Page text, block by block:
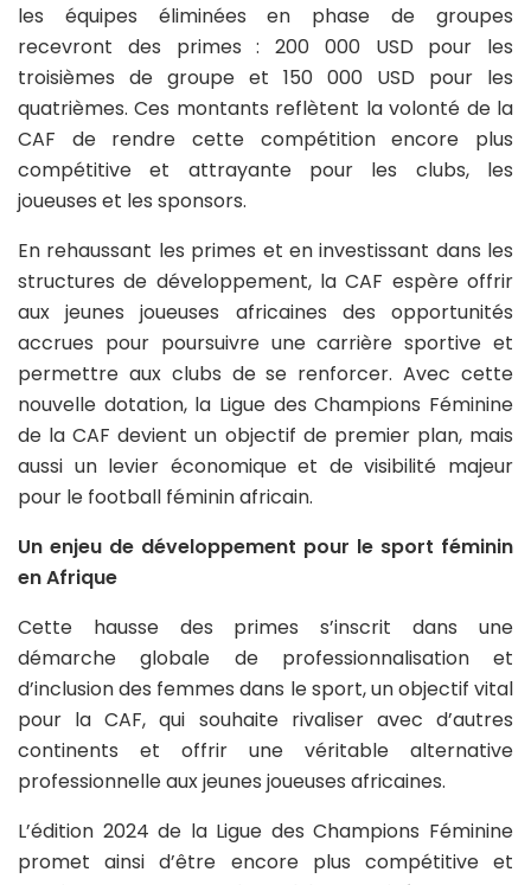
les équipes éliminées en phase de groupes
recevront des primes : 200 000 USD pour les
troisièmes de groupe et 150 000 USD pour les
quatrièmes. Ces montants reflètent la volonté de la
CAF de rendre cette compétition encore plus
compétitive et attrayante pour les clubs, les
joueuses et les sponsors.
En rehaussant les primes et en investissant dans les
structures de développement, la CAF espère offrir
aux jeunes joueuses africaines des opportunités
accrues pour poursuivre une carrière sportive et
permettre aux clubs de se renforcer. Avec cette
nouvelle dotation, la Ligue des Champions Féminine
de la CAF devient un objectif de premier plan, mais
aussi un levier économique et de visibilité majeur
pour le football féminin africain.
Un enjeu de développement pour le sport féminin
en Afrique
Cette hausse des primes s’inscrit dans une
démarche globale de professionnalisation et
d’inclusion des femmes dans le sport, un objectif vital
pour la CAF, qui souhaite rivaliser avec d’autres
continents et offrir une véritable alternative
professionnelle aux jeunes joueuses africaines.
L’édition 2024 de la Ligue des Champions Féminine
promet ainsi d’être encore plus compétitive et